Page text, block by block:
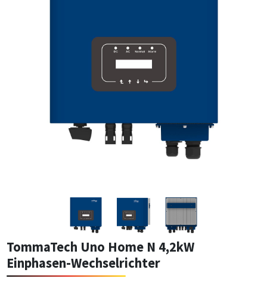
TommaTech Uno Home N 4,2kW
Einphasen-Wechselrichter